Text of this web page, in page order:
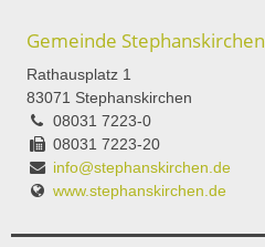
Gemeinde Stephanskirchen
Rathausplatz 1
83071 Stephanskirchen
08031 7223-0
08031 7223-20
info@stephanskirchen.de
www.stephanskirchen.de